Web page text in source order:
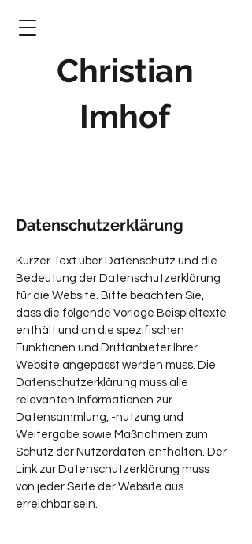
Christian
Imhof
Datenschutzerklärung
Kurzer Text über Datenschutz und die
Bedeutung der Datenschutzerklärung
für die Website. Bitte beachten Sie,
dass die folgende Vorlage Beispieltexte
enthält und an die spezifischen
Funktionen und Drittanbieter Ihrer
Website angepasst werden muss. Die
Datenschutzerklärung muss alle
relevanten Informationen zur
Datensammlung, -nutzung und
Weitergabe sowie Maßnahmen zum
Schutz der Nutzerdaten enthalten. Der
Link zur Datenschutzerklärung muss
von jeder Seite der Website aus
erreichbar sein.